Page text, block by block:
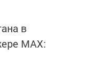
в
MАХ: